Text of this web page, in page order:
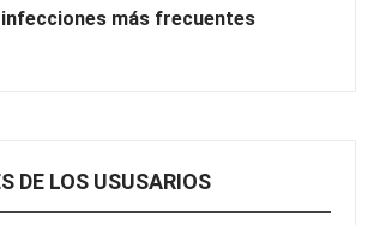
infecciones más frecuentes
DE LOS USUSARIOS